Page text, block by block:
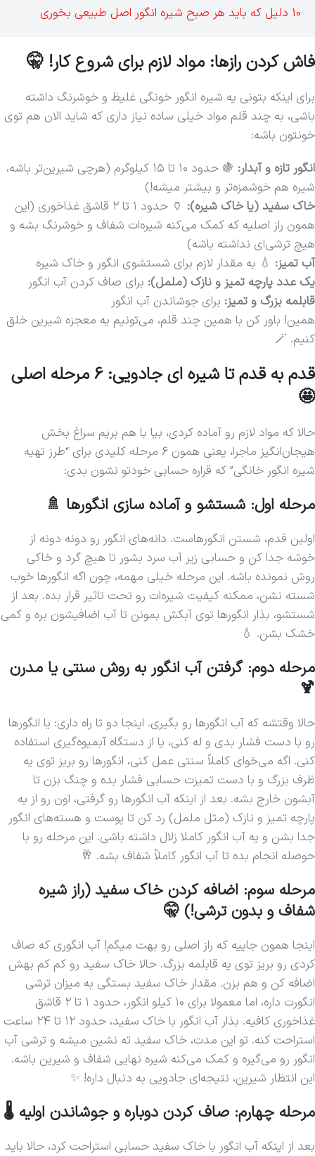
10 دلیل که باید هر صبح شیره انگور اصل طبیعی بخوری
فاش کردن رازها: مواد لازم برای شروع کار! 🤫
برای اینکه بتونی یه شیره انگور خونگی غلیظ و خوشرنگ داشته
باشی، به چند قلم مواد خیلی ساده نیاز داری که شاید الان هم توی
خونتون باشه:
انگور تازه و آبدار:
🍇 حدود ۱۰ تا ۱۵ کیلوگرم (هرچی شیرین‌تر باشه،
شیره هم خوشمزه‌تر و بیشتر میشه!)
خاک سفید (یا خاک شیره):
🏺 حدود ۱ تا ۲ قاشق غذاخوری (این
همون راز اصلیه که کمک می‌کنه شیره‌ات شفاف و خوشرنگ بشه و
هیچ ترشی‌ای نداشته باشه)
آب تمیز: 💧 به مقدار لازم برای شستشوی انگور و خاک شیره
یک عدد پارچه تمیز و نازک (ململ): برای صاف کردن آب انگور
قابلمه بزرگ و تمیز: برای جوشاندن آب انگور
همین! باور کن با همین چند قلم، می‌تونیم یه معجزه شیرین خلق
کنیم. 🪄
قدم به قدم تا شیره ای جادویی: 6 مرحله اصلی
🤩
حالا که مواد لازم رو آماده کردی، بیا با هم بریم سراغ بخش
هیجان‌انگیز ماجرا، یعنی همون 6 مرحله کلیدی برای “طرز تهیه
شیره انگور خانگی” که قراره حسابی خودتو نشون بدی:
مرحله اول: شستشو و آماده سازی انگورها 🚿
اولین قدم، شستن انگورهاست. دانه‌های انگور رو دونه دونه از
خوشه جدا کن و حسابی زیر آب سرد بشور تا هیچ گرد و خاکی
روش نمونده باشه. این مرحله خیلی مهمه، چون اگه انگورها خوب
شسته نشن، ممکنه کیفیت شیره‌ات رو تحت تاثیر قرار بده. بعد از
شستشو، بذار انگورها توی آبکش بمونن تا آب اضافیشون بره و کمی
خشک بشن. 💧
مرحله دوم: گرفتن آب انگور به روش سنتی یا مدرن
🍹
حالا وقتشه که آب انگورها رو بگیری. اینجا دو تا راه داری: یا انگورها
رو با دست فشار بدی و له کنی، یا از دستگاه آبمیوه‌گیری استفاده
کنی. اگه می‌خوای کاملاً سنتی عمل کنی، انگورها رو بریز توی یه
ظرف بزرگ و با دست تمیزت حسابی فشار بده و چنگ بزن تا
آبشون خارج بشه. بعد از اینکه آب انگورها رو گرفتی، اون رو از یه
پارچه تمیز و نازک (مثل ململ) رد کن تا پوست و هسته‌های انگور
جدا بشن و یه آب انگور کاملا زلال داشته باشی. این مرحله رو با
حوصله انجام بده تا آب انگور کاملاً شفاف بشه. 🥂
مرحله سوم: اضافه کردن خاک سفید (راز شیره
شفاف و بدون ترشی!) 🤫
اینجا همون جاییه که راز اصلی رو بهت میگم! آب انگوری که صاف
کردی رو بریز توی یه قابلمه بزرگ. حالا خاک سفید رو کم کم بهش
اضافه کن و هم بزن. مقدار خاک سفید بستگی به میزان ترشی
انگورت داره، اما معمولا برای ۱۰ کیلو انگور، حدود ۱ تا ۲ قاشق
غذاخوری کافیه. بذار آب انگور با خاک سفید، حدود ۱۲ تا ۲۴ ساعت
استراحت کنه. تو این مدت، خاک سفید ته نشین میشه و ترشی آب
انگور رو می‌گیره و کمک می‌کنه شیره نهایی شفاف و شیرین باشه.
این انتظار شیرین، نتیجه‌ای جادویی به دنبال داره! ✨
مرحله چهارم: صاف کردن دوباره و جوشاندن اولیه 🌡️
بعد از اینکه آب انگور با خاک سفید حسابی استراحت کرد، حالا باید